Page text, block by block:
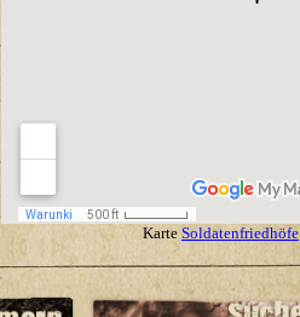
Karte Soldatenfriedhöfe